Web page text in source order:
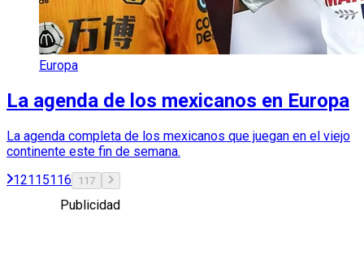
Europa
La agenda de los mexicanos en Europa
La agenda completa de los mexicanos que juegan en el viejo
continente este fin de semana.
12115116 117
Publicidad